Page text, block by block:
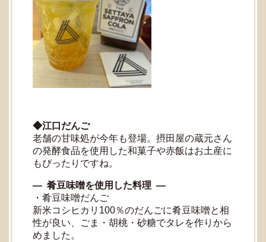
◆江口だんご
老舗の甘味処が今年も登場。摂田屋の蔵元さん
の発酵食品を使用した和菓子や赤飯はお土産に
もぴったりですね。
― 肴豆味噌を使用した料理 ―
・肴豆味噌だんご
新米コシヒカリ100％のだんごに肴豆味噌と相
性が良い、ごま・胡桃・砂糖でタレを作りから
めました。